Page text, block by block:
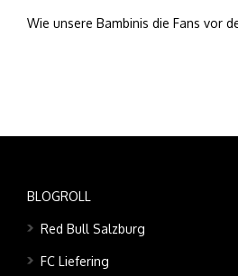
Wie unsere Bambinis die Fans vor
BLOGROLL
Red Bull Salzburg
FC Liefering